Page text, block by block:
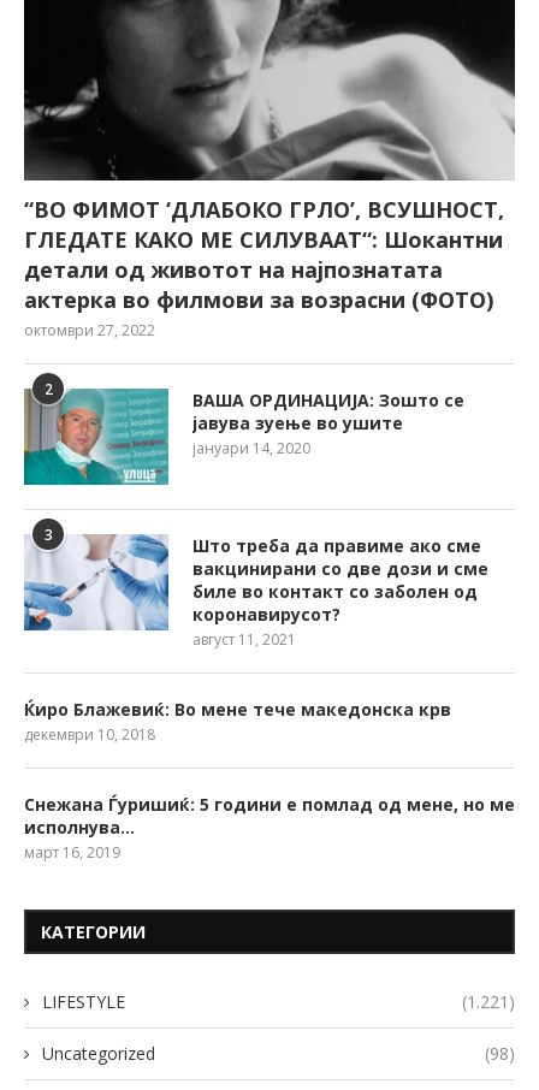
“ВО ФИМОТ ‘ДЛАБОКО ГРЛО’, ВСУШНОСТ,
ГЛЕДАТЕ КАКО МЕ СИЛУВААТ“: Шокантни
детали од животот на најпознатата
актерка во филмови за возрасни (ФОТО)
октомври 27, 2022
2
ВАША ОРДИНАЦИЈА: Зошто се
јавува зуење во ушите
јануари 14, 2020
3
Што треба да правиме ако сме
вакцинирани со две дози и сме
биле во контакт со заболен од
коронавирусот?
август 11, 2021
Ќиро Блажевиќ: Во мене тече македонска крв
декември 10, 2018
Снежана Ѓуришиќ: 5 години е помлад од мене, но ме
исполнува…
март 16, 2019
КАТЕГОРИИ
LIFESTYLE (1.221)
Uncategorized (98)